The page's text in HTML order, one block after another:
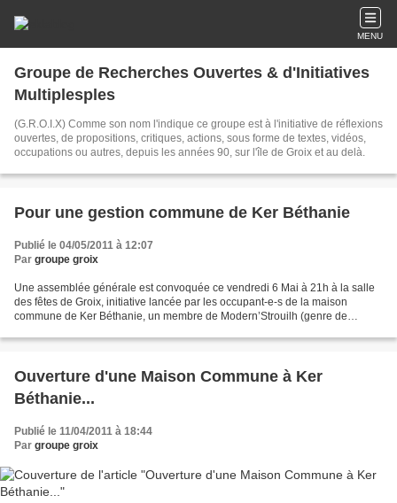
MENU
Groupe de Recherches Ouvertes & d'Initiatives
Multiplesples
(G.R.O.I.X) Comme son nom l'indique ce groupe est à l'initiative de réflexions
ouvertes, de propositions, critiques, actions, sous forme de textes, vidéos,
occupations ou autres, depuis les années 90, sur l'île de Groix et au delà.
Pour une gestion commune de Ker Béthanie
Publié le 04/05/2011 à 12:07
Par groupe groix
Une assemblée générale est convoquée ce vendredi 6 Mai à 21h à la salle
des fêtes de Groix, initiative lancée par les occupant-e-s de la maison
commune de Ker Béthanie, un membre de Modern’Strouilh (genre de
Ouverture d'une Maison Commune à Ker
Béthanie...
Publié le 11/04/2011 à 18:44
Par groupe groix